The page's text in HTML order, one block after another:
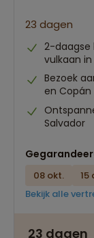
23 dagen
2-daagse
vulkaan
Bezoek
en Copán
Salvador
08 okt. 15
Bekijk alle
23 dagen